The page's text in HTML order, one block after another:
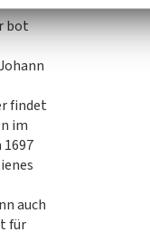
bot
findet
im
auch
für